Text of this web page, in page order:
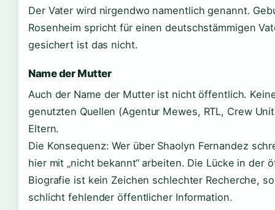
Der Vater wird nirgendwo namentlich genannt.
Rosenheim spricht für einen deutschstämmigen
gesichert ist das nicht.
Name der Mutter
Auch der Name der Mutter ist nicht öffentlich.
genutzten Quellen (Agentur Mewes, RTL, Crew
Eltern.
Die Konsequenz: Wer über Shaolyn Fernandez
hier mit „nicht bekannt“ arbeiten. Die Lücke in der
Biografie ist kein Zeichen schlechter Recherche,
schlicht fehlender öffentlicher Information.